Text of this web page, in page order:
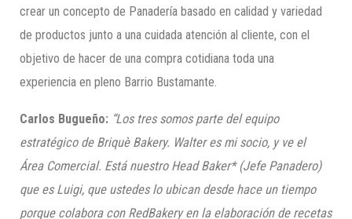
crear un concepto de Panadería basado en calidad y variedad
de productos junto a una cuidada atención al cliente, con el
objetivo de hacer de una compra cotidiana toda una
experiencia en pleno Barrio Bustamante.
Carlos Bugueño: “Los tres somos parte del equipo
estratégico de Briquè Bakery. Walteres mi socio, y ve el
Área Comercial. Está nuestro Head Baker* (Jefe Panadero)
que es Luigi, que ustedes lo ubican desde hace un tiempo
porque colabora con RedBakery en la elaboración de recetas